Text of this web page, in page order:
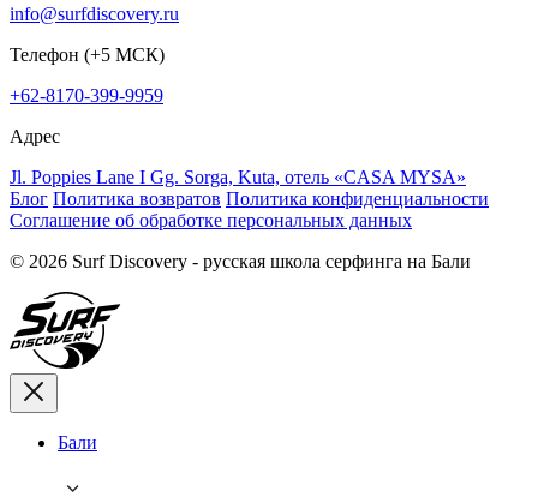
info@surfdiscovery.ru
Телефон (+5 МСК)
+62-8170-399-9959
Адрес
Jl. Poppies Lane I Gg. Sorga, Kuta, отель «CASA MYSA»
Блог Политика возвратов Политика конфиденциальности
Соглашение об обработке персональных данных
© 2026 Surf Discovery - русская школа серфинга на Бали
Бали